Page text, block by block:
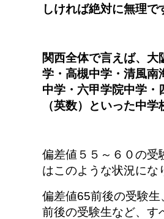
しければ絶対に無理で
関西全体で言えば、大
学・高槻中学・清風南
中学・六甲学院中学・
（英数）といった中
偏差値５５～６０の受
はこのような状況にな
偏差値65前後の受験生
前後の受験生など、す